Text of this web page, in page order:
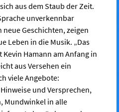
aus dem Staub der Zeit.
unverkennbar
Geschichten, zeigen
Leben in die Musik. „Das
Hamann am Anfang in
aus Versehen ein
viele Angebote:
und Versprechen,
Mundwinkel in alle